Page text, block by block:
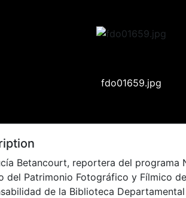
fdo01659.jpg
Betancourt, reportera del programa
del Patrimonio Fotográfico y Fílmico
de la Biblioteca